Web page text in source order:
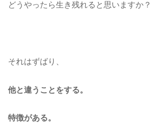
どうやったら生き残れると思いますか？
それはずばり、
他と違うことをする。
特徴がある。